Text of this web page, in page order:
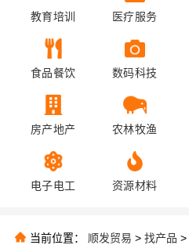
教育培训 医疗服务
食品餐饮 数码科技
房产地产 农林牧渔
电子电工 资源材料
当前位置： 顺发贸易 > 找产品 >